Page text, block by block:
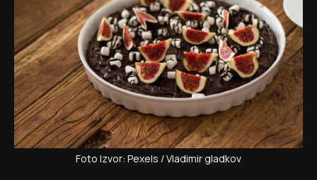
Foto Izvor: Pexels / Vladimir gladkov